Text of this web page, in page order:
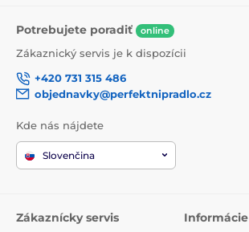
Potrebujete poradiť online
Zákaznický servis je k dispozícii
+420 731 315 486
objednavky@perfektnipradlo.cz
Kde nás nájdete
Slovenčina
Zákaznícky servis Informácie